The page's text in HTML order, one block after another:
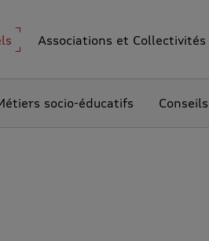
Associations et Collectivités
socio-éducatifs